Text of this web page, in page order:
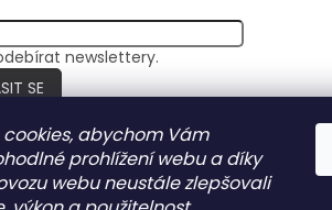
cookies, abychom Vám
prohlížení webu a díky
webu neustále zlepšovali
newslettery.
SE
Nite Ize Czech